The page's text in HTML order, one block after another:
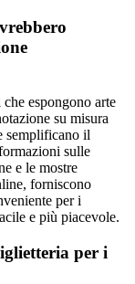
espongono arte
su misura
semplificano il
sulle
e le mostre
forniscono
per i
e più piacevole.
per i